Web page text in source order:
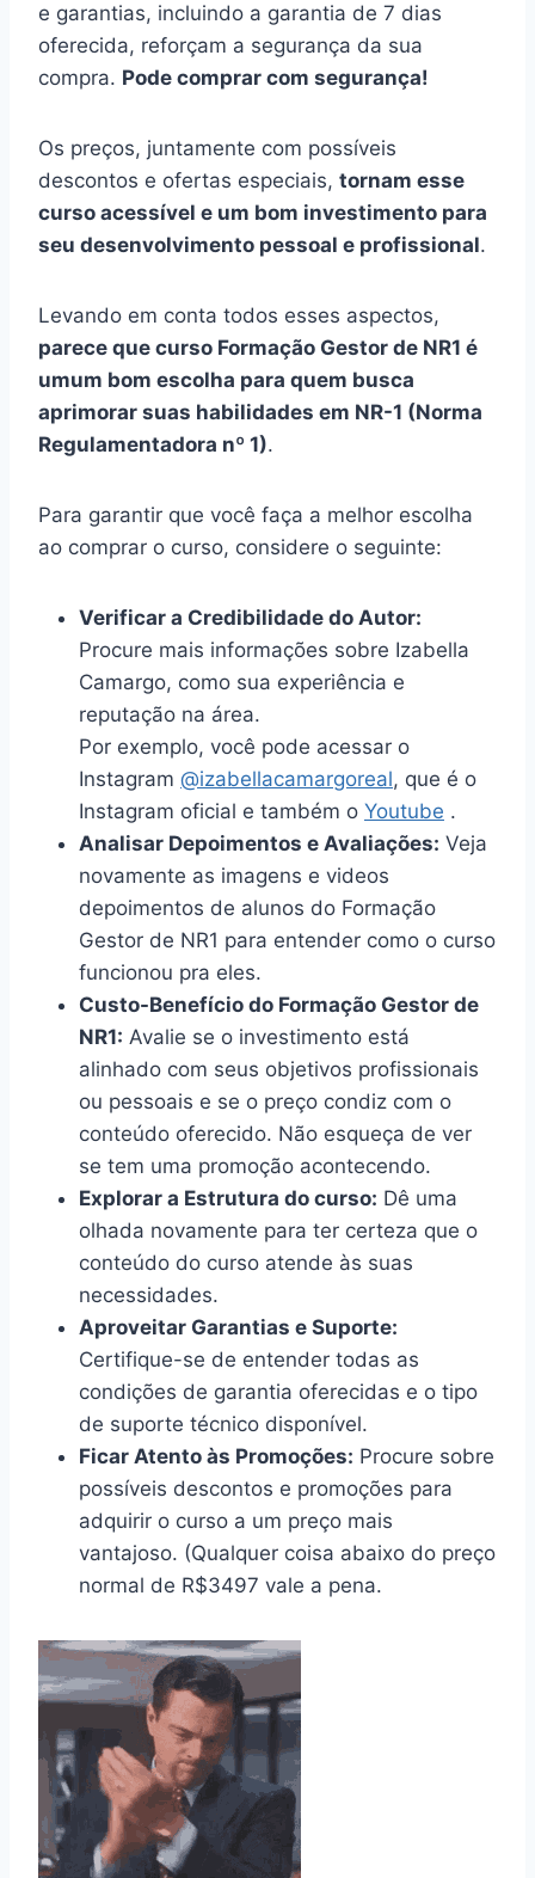
e garantias, incluindo a garantia de 7 dias
oferecida, reforçam a segurança da sua
compra. Pode comprar com segurança!
Os preços, juntamente com possíveis
descontos e ofertas especiais, tornam esse
curso acessível e um bom investimento para
seu desenvolvimento pessoal e profissional.
Levando em conta todos esses aspectos,
parece que curso Formação Gestor de NR1 é
umum bom escolha para quem busca
aprimorar suas habilidades em NR-1 (Norma
Regulamentadora nº 1).
Para garantir que você faça a melhor escolha
ao comprar o curso, considere o seguinte:
Verificar a Credibilidade do Autor:
Procure mais informações sobre Izabella
Camargo, como sua experiência e
reputação na área.
Por exemplo, você pode acessar o
Instagram @izabellacamargoreal, que é o
Instagram oficial e também o Youtube .
Analisar Depoimentos e Avaliações: Veja
novamente as imagens e videos
depoimentos de alunos do Formação
Gestor de NR1 para entender como o curso
funcionou pra eles.
Custo-Benefício do Formação Gestor de
NR1: Avalie se o investimento está
alinhado com seus objetivos profissionais
ou pessoais e se o preço condiz com o
conteúdo oferecido. Não esqueça de ver
se tem uma promoção acontecendo.
Explorar a Estrutura do curso: Dê uma
olhada novamente para ter certeza que o
conteúdo do curso atende às suas
necessidades.
Aproveitar Garantias e Suporte:
Certifique-se de entender todas as
condições de garantia oferecidas e o tipo
de suporte técnico disponível.
Ficar Atento às Promoções: Procure sobre
possíveis descontos e promoções para
adquirir o curso a um preço mais
vantajoso. (Qualquer coisa abaixo do preço
normal de R$3497 vale a pena.